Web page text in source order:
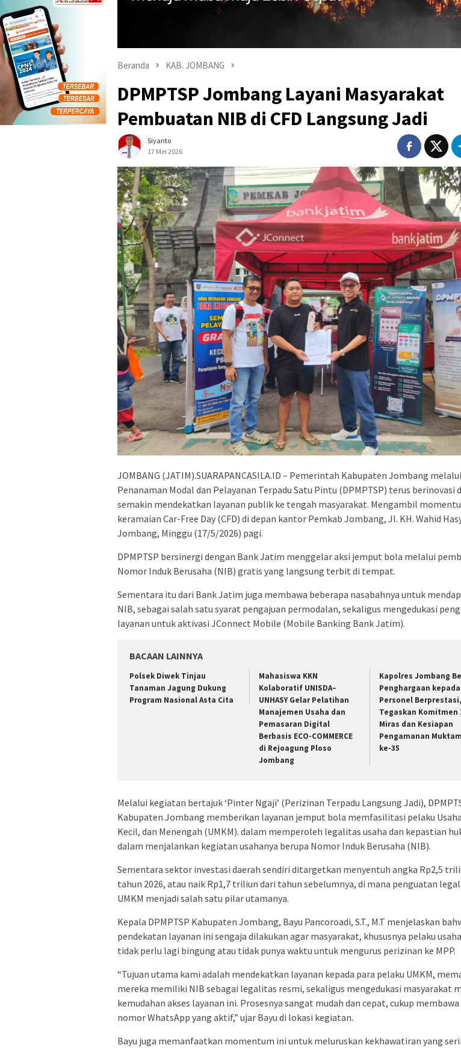
Beranda KAB. JOMBANG
DPMPTSP Jombang Layani Masyarakat
Pembuatan NIB di CFD Langsung Jadi
Siyanto
17 Mei 2026
JOMBANG (JATIM).SUARAPANCASILA.ID – Pemerintah Kabupaten Jombang
Penanaman Modal dan Pelayanan Terpadu Satu Pintu (DPMPTSP) terus berinovasi
semakin mendekatkan layanan publik ke tengah masyarakat. Mengambil
keramaian Car-Free Day (CFD) di depan kantor Pemkab Jombang, Jl. KH. Wahid
Jombang, Minggu (17/5/2026) pagi.
DPMPTSP bersinergi dengan Bank Jatim menggelar aksi jemput bola melalui
Nomor Induk Berusaha (NIB) gratis yang langsung terbit di tempat.
Sementara itu dari Bank Jatim juga membawa beberapa nasabahnya untuk
NIB, sebagai salah satu syarat pengajuan permodalan, sekaligus mengedukasi
layanan untuk aktivasi JConnect Mobile (Mobile Banking Bank Jatim).
BACAAN LAINNYA
Polsek Diwek Tinjau
Tanaman Jagung Dukung
Program Nasional Asta Cita
Mahasiswa KKN
Kolaboratif UNISDA–
UNHASY Gelar Pelatihan
Manajemen Usaha dan
Pemasaran Digital
Berbasis ECO-COMMERCE
di Rejoagung Ploso
Jombang
Kapolres Jombang
Penghargaan kepada
Personel Berprestasi,
Tegaskan Komitmen
Miras dan Kesiapan
Pengamanan
ke-35
Melalui kegiatan bertajuk ‘Pinter Ngaji’ (Perizinan Terpadu Langsung Jadi),
Kabupaten Jombang memberikan layanan jemput bola memfasilitasi pelaku
Kecil, dan Menengah (UMKM). dalam memperoleh legalitas usaha dan kepastian
dalam menjalankan kegiatan usahanya berupa Nomor Induk Berusaha (NIB).
Sementara sektor investasi daerah sendiri ditargetkan menyentuh angka Rp2,5
tahun 2026, atau naik Rp1,7 triliun dari tahun sebelumnya, di mana penguatan
UMKM menjadi salah satu pilar utamanya.
Kepala DPMPTSP Kabupaten Jombang, Bayu Pancoroadi, S.T., M.T menjelaskan
pendekatan layanan ini sengaja dilakukan agar masyarakat, khususnya pelaku
tidak perlu lagi bingung atau tidak punya waktu untuk mengurus perizinan ke MPP.
“Tujuan utama kami adalah mendekatkan layanan kepada para pelaku UMKM,
mereka memiliki NIB sebagai legalitas resmi, sekaligus mengedukasi masyarakat
kemudahan akses layanan ini. Prosesnya sangat mudah dan cepat, cukup membawa
nomor WhatsApp yang aktif,” ujar Bayu di lokasi kegiatan.
Bayu juga memanfaatkan momentum ini untuk meluruskan kekhawatiran yang